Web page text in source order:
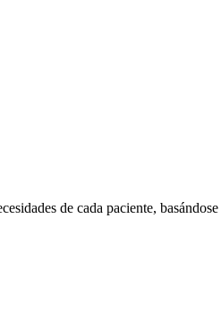
de cada paciente,